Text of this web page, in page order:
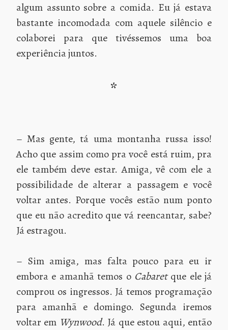
algum assunto sobre a comida. Eu já estava
bastante incomodada com aquele silêncio e
colaborei para que tivéssemos uma boa
experiência juntos.
*
– Mas gente, tá uma montanha russa isso!
Acho que assim como pra você está ruim, pra
ele também deve estar. Amiga, vê com ele a
possibilidade de alterar a passagem e você
voltar antes. Porque vocês estão num ponto
que eu não acredito que vá reencantar, sabe?
Já estragou.
– Sim amiga, mas falta pouco para eu ir
embora e amanhã temos o Cabaretque ele já
comprou os ingressos. Já temos programação
para amanhã e domingo. Segunda iremos
voltar em Wynwood. Já que estou aqui, então